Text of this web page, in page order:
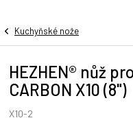
Kuchyňské nože
HEZHEN® nůž
CARBON X10 (8")
X10-2